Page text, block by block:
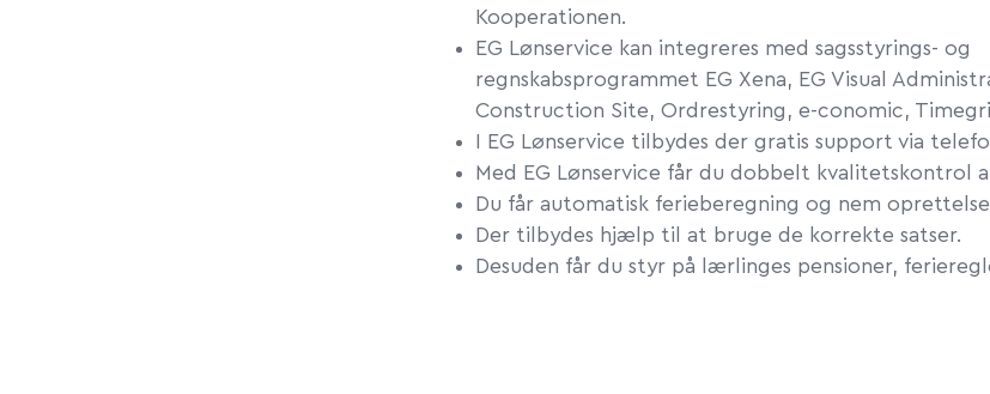
Kooperationen.
EG Lønservice kan integreres med sagsstyrings- og
regnskabsprogrammet EG Xena, EG Visual
Construction Site, Ordrestyring, e-conomic,
I EG Lønservice tilbydes der gratis support via
Med EG Lønservice får du dobbelt kvalitetskontrol
Du får automatisk ferieberegning og nem
Der tilbydes hjælp til at bruge de korrekte satser.
Desuden får du styr på lærlinges pensioner,